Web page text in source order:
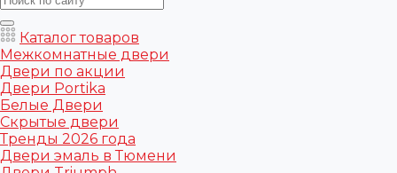
Каталог товаров
Межкомнатные двери
Двери по акции
Двери Portika
Белые Двери
Скрытые двери
Тренды 2026 года
Двери эмаль в Тюмени